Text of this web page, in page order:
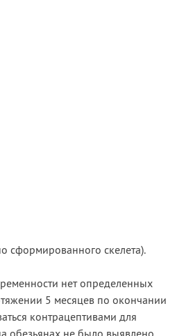
сформированного скелета).
нет определенных
5 месяцев по окончании
контрацептивами для